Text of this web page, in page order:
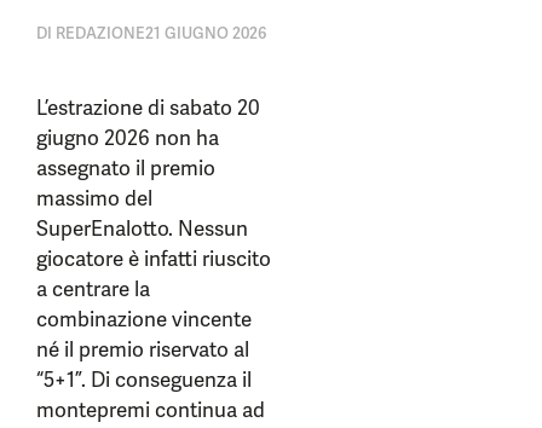
DI REDAZIONE21 GIUGNO 2026
L’estrazione di sabato 20
giugno 2026 non ha
assegnato il premio
massimo del
SuperEnalotto. Nessun
giocatore è infatti riuscito
a centrare la
combinazione vincente
né il premio riservato al
“5+1”. Di conseguenza il
montepremi continua ad